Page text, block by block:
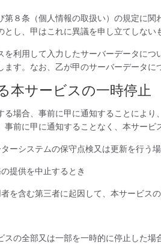
８条（個人情報の取扱い）の規定に
し、甲はこれに異議を申し立てしない
利用して入力したサーバーデータに
す。なお、乙が甲のサーバーデータ
サービスの一時停止
場合、事前に甲に通知することによ
前に甲に通知することなく、本サー
ーシステムの保守点検又は更新を行う
提供を中止するとき
を含む第三者に起因して、本サービス
の全部又は一部を一時的に停止した